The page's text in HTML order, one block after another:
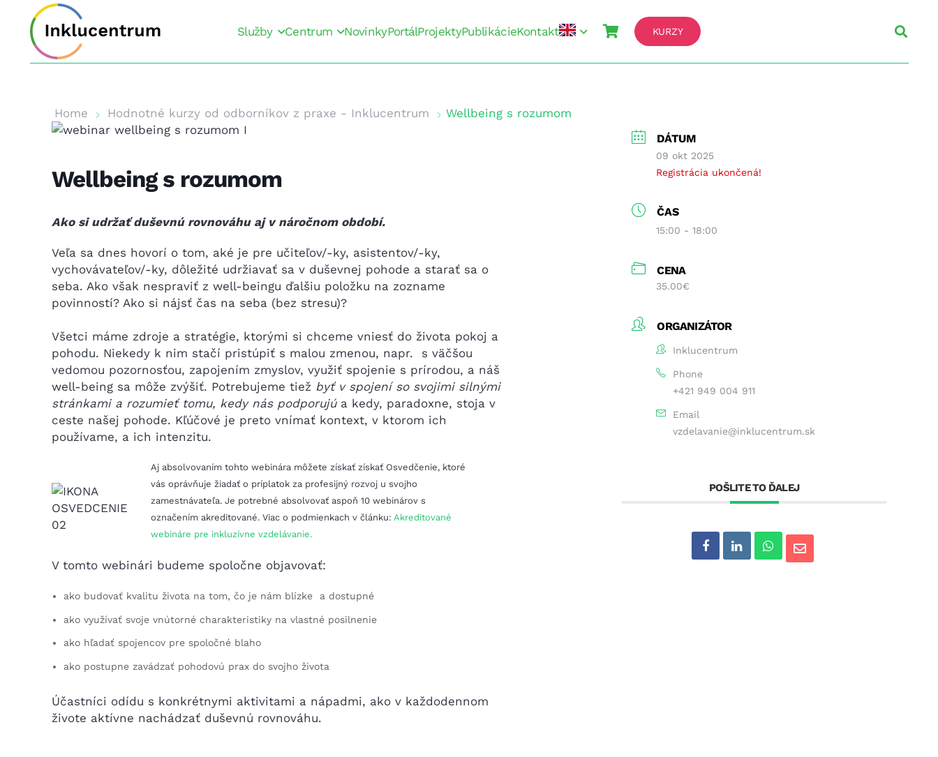
Služby Centrum NovinkyPortálProjektyPublikácieKontakt KURZY
Home Hodnotné kurzy od odborníkov z praxe - Inklucentrum Wellbeing s rozumom
Wellbeing s rozumom
Ako si udržať duševnú rovnováhu aj v náročnom období.
Veľa sa dnes hovorí o tom, aké je pre učiteľov/-ky, asistentov/-ky,
vychovávateľov/-ky, dôležité udržiavať sa v duševnej pohode a starať sa o
seba. Ako však nespraviť z well-beingu ďalšiu položku na zozname
povinností? Ako si nájsť čas na seba (bez stresu)?
Všetci máme zdroje a stratégie, ktorými si chceme vniesť do života pokoj a
pohodu. Niekedy k nim stačí pristúpiť s malou zmenou, napr. s väčšou
vedomou pozornosťou, zapojením zmyslov, využiť spojenie s prírodou, a náš
well-being sa môže zvýšiť. Potrebujeme tiež byť v spojení so svojimi silnými
stránkami a rozumieť tomu, kedy nás podporujúa kedy, paradoxne, stoja v
ceste našej pohode. Kľúčové je preto vnímať kontext, v ktorom ich
používame, a ich intenzitu.
Aj absolvovaním tohto webinára môžete získať získať Osvedčenie, ktoré
vás oprávňuje žiadať o príplatok za profesijný rozvoj u svojho
zamestnávateľa. Je potrebné absolvovať aspoň 10 webinárov s
označením akreditované. Viac o podmienkach v článku: Akreditované
webináre pre inkluzívne vzdelávanie.
V tomto webinári budeme spoločne objavovať:
ako budovať kvalitu života na tom, čo je nám blízke a dostupné
ako využívať svoje vnútorné charakteristiky na vlastné posilnenie
ako hľadať spojencov pre spoločné blaho
ako postupne zavádzať pohodovú prax do svojho života
Účastníci odídu s konkrétnymi aktivitami a nápadmi, ako v každodennom
živote aktívne nachádzať duševnú rovnováhu.
DÁTUM
09 okt 2025
Registrácia ukončená!
ČAS
15:00 - 18:00
CENA
35.00€
ORGANIZÁTOR
Inklucentrum
Phone
+421 949 004 911
Email
vzdelavanie@inklucentrum.sk
POŠLITE TO ĎALEJ